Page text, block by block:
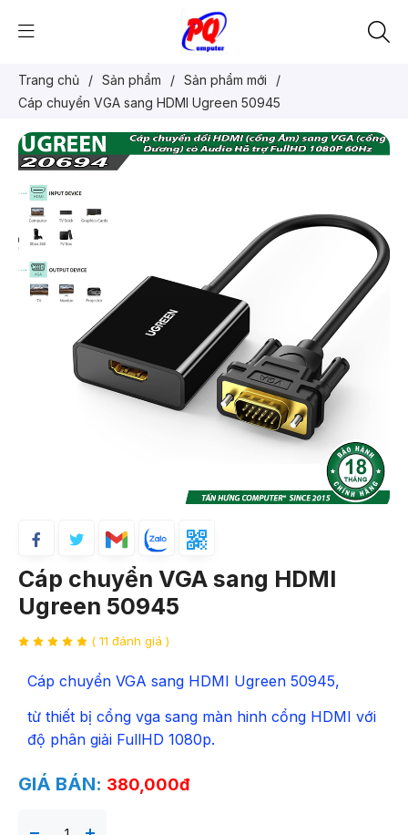
Trang chủ / Sản phẩm / Sản phẩm mới
/
Cáp chuyển VGA sang HDMI Ugreen 50945
Cáp chuyển VGA sang HDMI
Ugreen 50945
( 11 đánh giá )
Cáp chuyển VGA sang HDMI Ugreen 50945,
từ thiết bị cổng vga sang màn hinh cổng HDMI với
độ phân giải FullHD 1080p.
GIÁ BÁN: 380,000đ